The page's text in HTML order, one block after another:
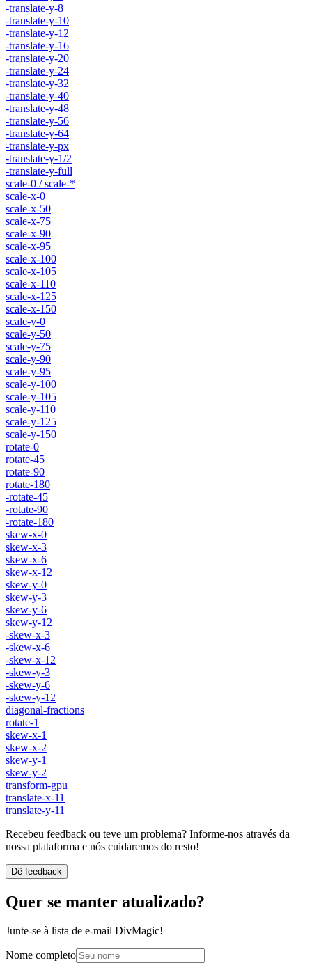
-translate-y-8
-translate-y-10
-translate-y-12
-translate-y-16
-translate-y-20
-translate-y-24
-translate-y-32
-translate-y-40
-translate-y-48
-translate-y-56
-translate-y-64
-translate-y-px
-translate-y-1/2
-translate-y-full
scale-0 / scale-*
scale-x-0
scale-x-50
scale-x-75
scale-x-90
scale-x-95
scale-x-100
scale-x-105
scale-x-110
scale-x-125
scale-x-150
scale-y-0
scale-y-50
scale-y-75
scale-y-90
scale-y-95
scale-y-100
scale-y-105
scale-y-110
scale-y-125
scale-y-150
rotate-0
rotate-45
rotate-90
rotate-180
-rotate-45
-rotate-90
-rotate-180
skew-x-0
skew-x-3
skew-x-6
skew-x-12
skew-y-0
skew-y-3
skew-y-6
skew-y-12
-skew-x-3
-skew-x-6
-skew-x-12
-skew-y-3
-skew-y-6
-skew-y-12
diagonal-fractions
rotate-1
skew-x-1
skew-x-2
skew-y-1
skew-y-2
transform-gpu
translate-x-11
translate-y-11
Recebeu feedback ou teve um problema? Informe-nos através da
nossa plataforma e nós cuidaremos do resto!
Dê feedback
Quer se manter atualizado?
Junte-se à lista de e-mail DivMagic!
Nome completo